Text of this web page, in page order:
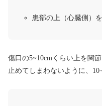
患部の上（心臓側）
傷口の5~10cmくらい上を関
止めてしまわないように、